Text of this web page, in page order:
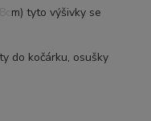
tyto výšivky se
do kočárku, osušky